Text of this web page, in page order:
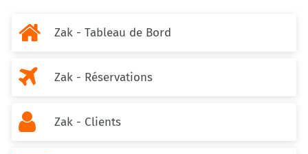
 Zak - Tableau de Bord
 Zak - Réservations
 Zak - Clients